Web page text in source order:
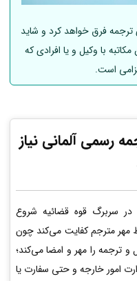
ترجمه فرق خواهد کرد و شاید
با وکیل و یا افرادی که
است.
رسمیآلمانی نیاز
سربرگ قوه قضائیه شروع
مهر مترجم کفایت می‌کند چون
و ترجمه را مهر و امضا می‌کند؛
امور خارجه و حتی سفارت یا